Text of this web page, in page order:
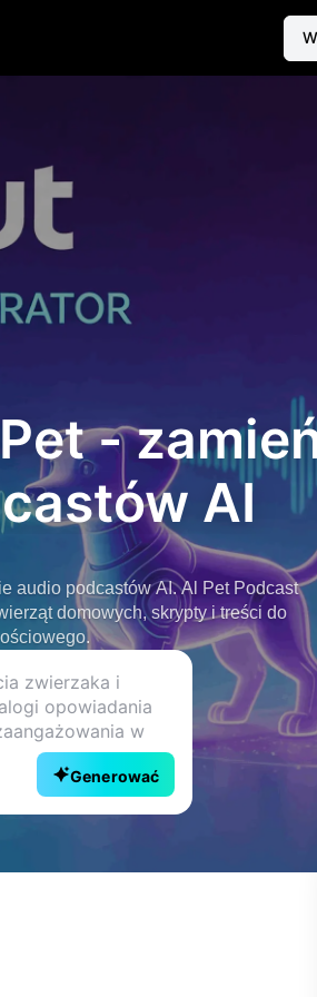
-
AI
audio podcastów AI. Al Pet Podcast
domowych, skrypty i treści do
Generować